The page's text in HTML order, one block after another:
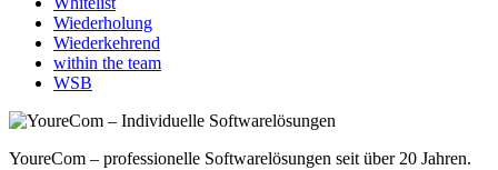
Wiederholung
Wiederkehrend
within the team
WSB
YoureCom – professionelle Softwarelösungen seit über 20 Jahren.